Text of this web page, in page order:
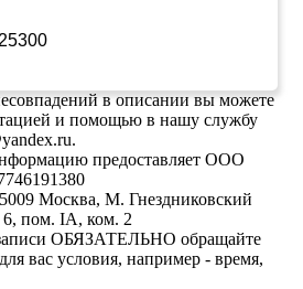
25300
в описании вы можете
и помощью в нашу службу
предоставляет ООО
Москва, М. Гнездниковский
6, пом. IA, ком. 2
ОБЯЗАТЕЛЬНО обращайте
вас условия, например - время,